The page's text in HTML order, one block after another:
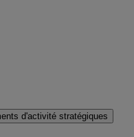
d'activité stratégiques